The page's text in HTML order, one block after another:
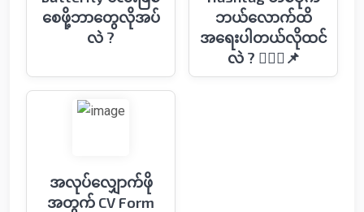
စေဖို့ဘာတွေလိုအပ်
လဲ ?
ဘယ်လောက်ထိ
အရေးပါတယ်လိုထင်
လဲ ? 🤷🏻‍♂️📌
အလုပ်လျှောက်ဖို
အတွက် CV Form